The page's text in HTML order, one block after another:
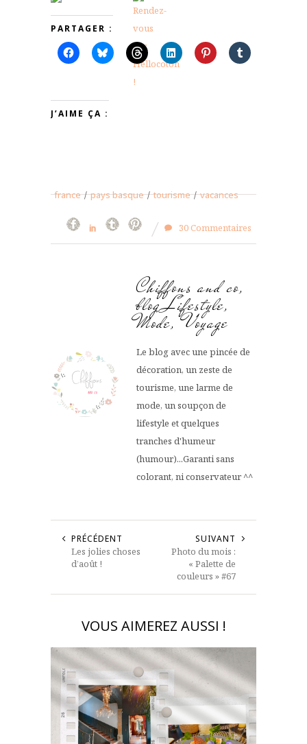
PARTAGER :
J’AIME ÇA :
france / pays basque / tourisme / vacances
30 Commentaires
Chiffons and co,
blog Lifestyle,
Mode, Voyage
Le blog avec une pincée de
décoration, un zeste de
tourisme, une larme de
mode, un soupçon de
lifestyle et quelques
tranches d'humeur
(humour)...Garanti sans
colorant, ni conservateur ^^
PRÉCÉDENT
Les jolies choses
d’août !
SUIVANT
Photo du mois :
« Palette de
couleurs » #67
VOUS AIMEREZ AUSSI !